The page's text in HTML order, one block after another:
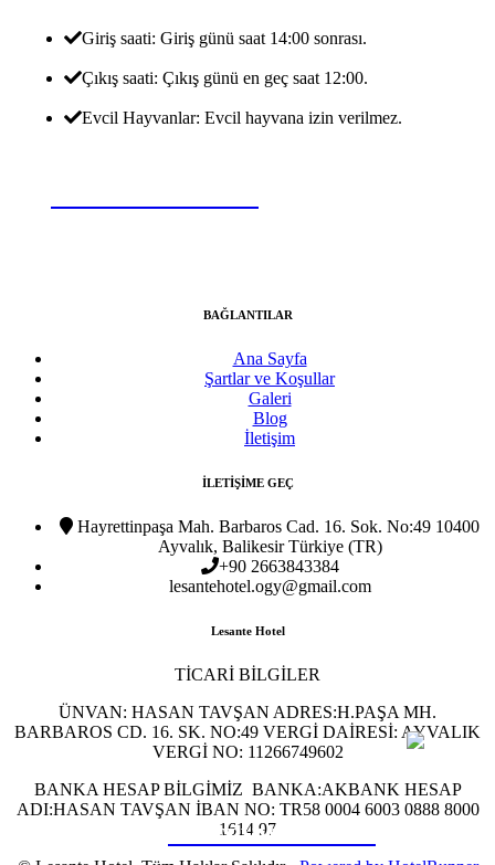
Giriş saati: Giriş günü saat 14:00 sonrası.
Çıkış saati: Çıkış günü en geç saat 12:00.
Evcil Hayvanlar: Evcil hayvana izin verilmez.
BAĞLANTILAR
Ana Sayfa
Şartlar ve Koşullar
Galeri
Blog
İletişim
İLETİŞİME GEÇ
Hayrettinpaşa Mah. Barbaros Cad. 16. Sok. No:49 10400
Ayvalık, Balikesir Türkiye (TR)
+90 2663843384
lesantehotel.ogy@gmail.com
Lesante Hotel
TİCARİ BİLGİLER
ÜNVAN: HASAN TAVŞAN ADRES:H.PAŞA MH.
BARBAROS CD. 16. SK. NO:49 VERGİ DAİRESİ: AYVALIK
VERGİ NO: 11266749602
BANKA HESAP BİLGİMİZ BANKA:AKBANK HESAP
ADI:HASAN TAVŞAN İBAN NO: TR58 0004 6003 0888 8000
1614 97
REZERVASYON YAP